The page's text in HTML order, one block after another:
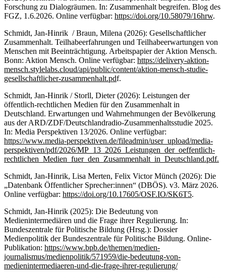
Forschung zu Dialogräumen. In: Zusammenhalt begreifen. Blog des
FGZ, 1.6.2026. Online verfügbar: https://doi.org/10.58079/16hrw.
Schmidt, Jan-Hinrik / Braun, Milena (2026): Gesellschaftlicher
Zusammenhalt. Teilhabeerfahrungen und Teilhabeerwartungen von
Menschen mit Beeinträchtigung. Arbeitspapier der Aktion Mensch.
Bonn: Aktion Mensch. Online verfügbar: https://delivery-aktion-
mensch.stylelabs.cloud/api/public/content/aktion-mensch-studie-
gesellschaftlicher-zusammenhalt.pdf.
Schmidt, Jan-Hinrik / Storll, Dieter (2026): Leistungen der
öffentlich-rechtlichen Medien für den Zusammenhalt in
Deutschland. Erwartungen und Wahrnehmungen der Bevölkerung
aus der ARD/ZDF/Deutschlandradio-Zusammenhaltsstudie 2025.
In: Media Perspektiven 13/2026. Online verfügbar:
https://www.media-perspektiven.de/fileadmin/user_upload/media-
perspektiven/pdf/2026/MP_13_2026_Leistungen_der_oeffentlich-
rechtlichen_Medien_fuer_den_Zusammenhalt_in_Deutschland.pdf.
Schmidt, Jan-Hinrik, Lisa Merten, Felix Victor Münch (2026): Die
„Datenbank Öffentlicher Sprecher:innen“ (DBÖS). v3. März 2026.
Online verfügbar: https://doi.org/10.17605/OSF.IO/SK6T5.
Schmidt, Jan-Hinrik (2025): Die Bedeutung von
Medienintermediären und die Frage ihrer Regulierung. In:
Bundeszentrale für Politische Bildung (Hrsg.): Dossier
Medienpolitik der Bundeszentrale für Politische Bildung. Online-
Publikation: https://www.bpb.de/themen/medien-
journalismus/medienpolitik/571959/die-bedeutung-von-
medienintermediaeren-und-die-frage-ihrer-regulierung/